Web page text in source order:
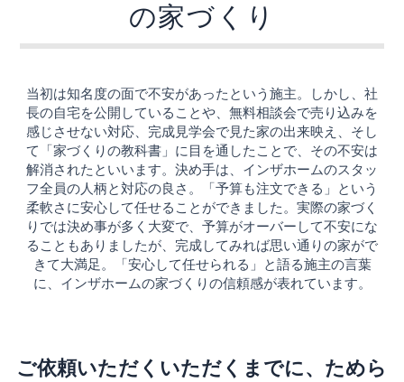
の家づくり
当初は知名度の面で不安があったという施主。しかし、社
長の自宅を公開していることや、無料相談会で売り込みを
感じさせない対応、完成見学会で見た家の出来映え、そし
て「家づくりの教科書」に目を通したことで、その不安は
解消されたといいます。決め手は、インザホームのスタッ
フ全員の人柄と対応の良さ。「予算も注文できる」という
柔軟さに安心して任せることができました。実際の家づく
りでは決め事が多く大変で、予算がオーバーして不安にな
ることもありましたが、完成してみれば思い通りの家がで
きて大満足。「安心して任せられる」と語る施主の言葉
に、インザホームの家づくりの信頼感が表れています。
ご依頼いただくいただくまでに、ためら